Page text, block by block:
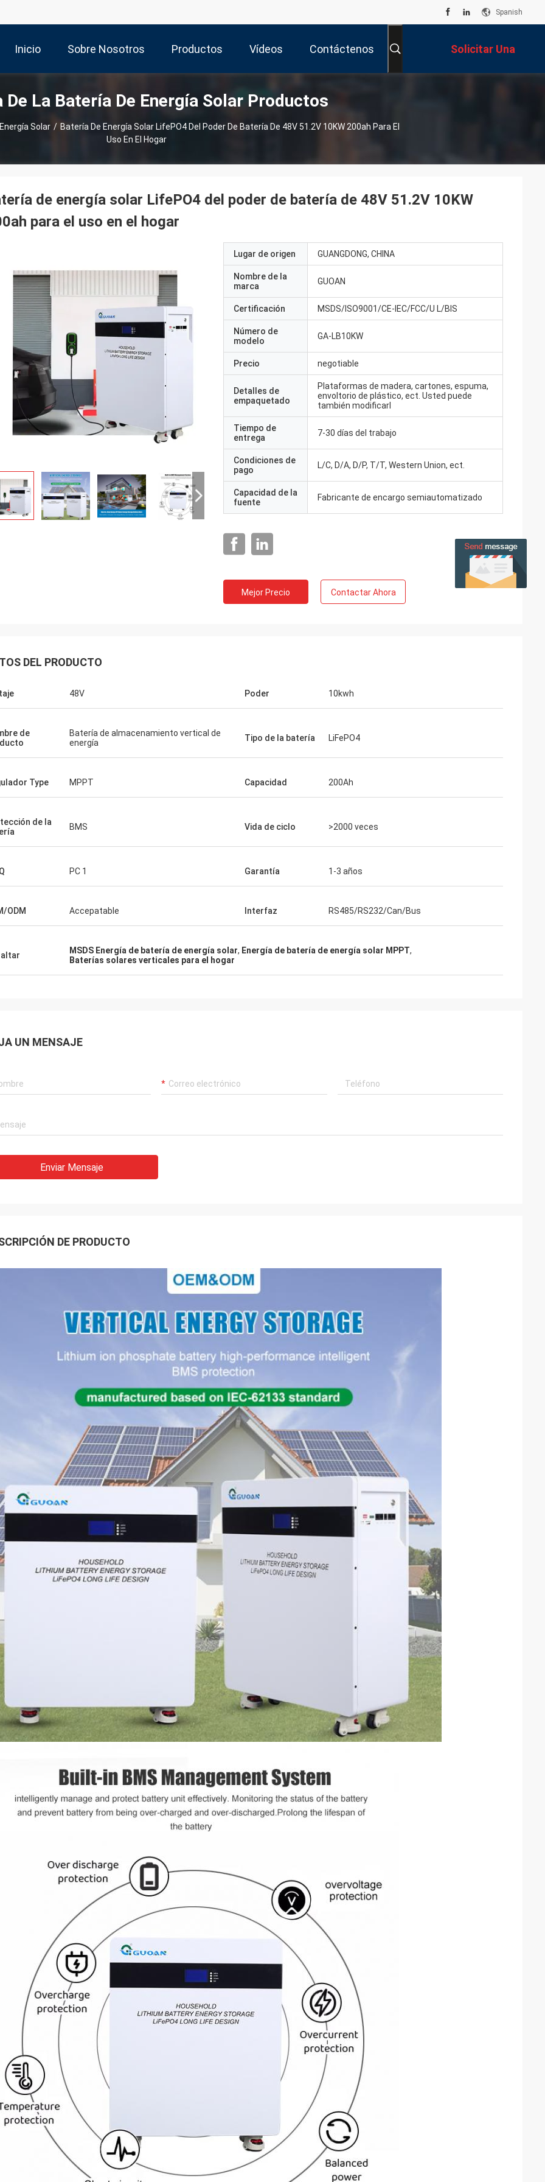
Spanish
Inicio Sobre Nosotros Productos Vídeos Contáctenos Solicitar Una
Cotización
De La Batería De Energía Solar Productos
Solar / Batería De Energía Solar LifePO4 Del Poder De Batería De 48V 51.2V 10KW 200ah Para El
Uso En El Hogar
de energía solar LifePO4 del poder de batería de 48V 51.2V 10KW
para el uso en el hogar
Lugar de origen GUANGDONG, CHINA
Nombre de la
marca
GUOAN
Certificación MSDS/ISO9001/CE-IEC/FCC/U L/BIS
Número de
modelo
GA-LB10KW
Precio negotiable
Detalles de
empaquetado
Plataformas de madera, cartones, espuma,
envoltorio de plástico, ect. Usted puede
también modificarl
Tiempo de
entrega
7-30 días del trabajo
Condiciones de
pago
L/C, D/A, D/P, T/T, Western Union, ect.
Capacidad de la
fuente
Fabricante de encargo semiautomatizado
Mejor Precio Contactar Ahora
DEL PRODUCTO
48V Poder 10kwh
de
Batería de almacenamiento vertical de
energía
Tipo de la batería LiFePO4
Type MPPT Capacidad 200Ah
de la
BMS Vida de ciclo >2000 veces
PC 1 Garantía 1-3 años
ODM Accepatable Interfaz RS485/RS232/Can/Bus
MSDS Energía de batería de energía solar, Energía de batería de energía solar MPPT,
Baterías solares verticales para el hogar
UN MENSAJE
Enviar Mensaje
DE PRODUCTO